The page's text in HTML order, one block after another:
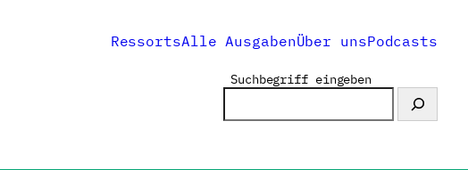
RessortsAlle AusgabenÜber unsPodcasts
Suchbegriff eingeben